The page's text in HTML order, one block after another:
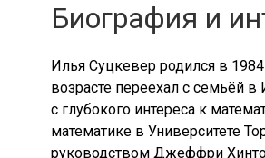
Биография и
Илья Суцкевер родился в
возрасте переехал с семьёй
с глубокого интереса к
математике в Университете
руководством Джеффри